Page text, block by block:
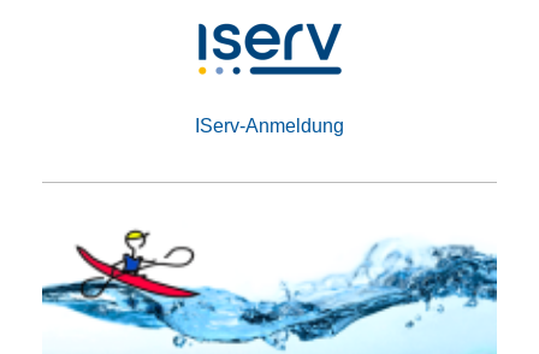
IServ-Anmeldung